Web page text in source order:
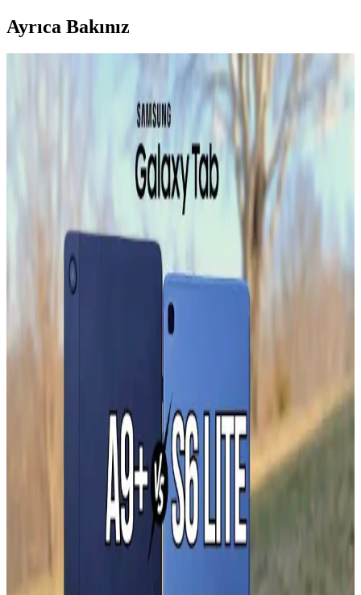
Ayrıca Bakınız
Samsung Smart TV'lerde Samsung TV Plus
Uygulamasından Çıkamama Sorunu ve Çözüm
Samsung Smart TV'lerde son yazılım güncellemesi sonrası TV Plus
uygulamasından çıkamama ve cihazın donması sorunu yaşanıyor.
Sorunun temel nedeni yazılım hatası olup, geçici çözümler ve resmi
destek önerileri sunulmaktadır.
Samsung Buzdolaplarında Buz Yapıcı Değişimi ve
Soğutucu Hattın Önemi
Samsung buzdolaplarında buz yapıcı değişimi, soğutucu hattın zarar
görmemesi için dikkat gerektirir. Yanlış müdahale tamirat maliyetini
artırabilir ve profesyonel destek önerilir.
Galaxy A02s Cihaz Güncellemeleri: Güncel Yazılım
Galaxy A02s cihazınızın performansını artırmak ve güvenliğini
sağlamak için düzenli güncellemeleri kontrol edin. Güncellemeler
yeni özellikler ve güvenlik iyileştirmeleri sunar.
Samsung Galaxy Z Flip7 ve Katlanabilir Akıllı
Telefonların Geleceği Üzerine Analiz
Samsung Galaxy Z Flip7 hakkında detaylar sınırlı olsa da,
katlanabilir telefonların tasarımı, avantajları ve zorlukları ile piyasa
beklentileri öne çıkıyor.
Xiaomi Redmi 13 ve Samsung Galaxy A16
Karşılaştırması Güncel Özellikler ve Teknolojik